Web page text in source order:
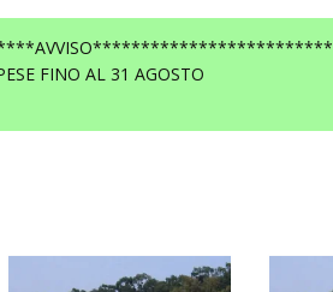
FINO AL 31 AGOSTO